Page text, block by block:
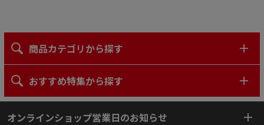
商品カテゴリから探す
おすすめ特集から探す
オンラインショップ営業日のお知らせ